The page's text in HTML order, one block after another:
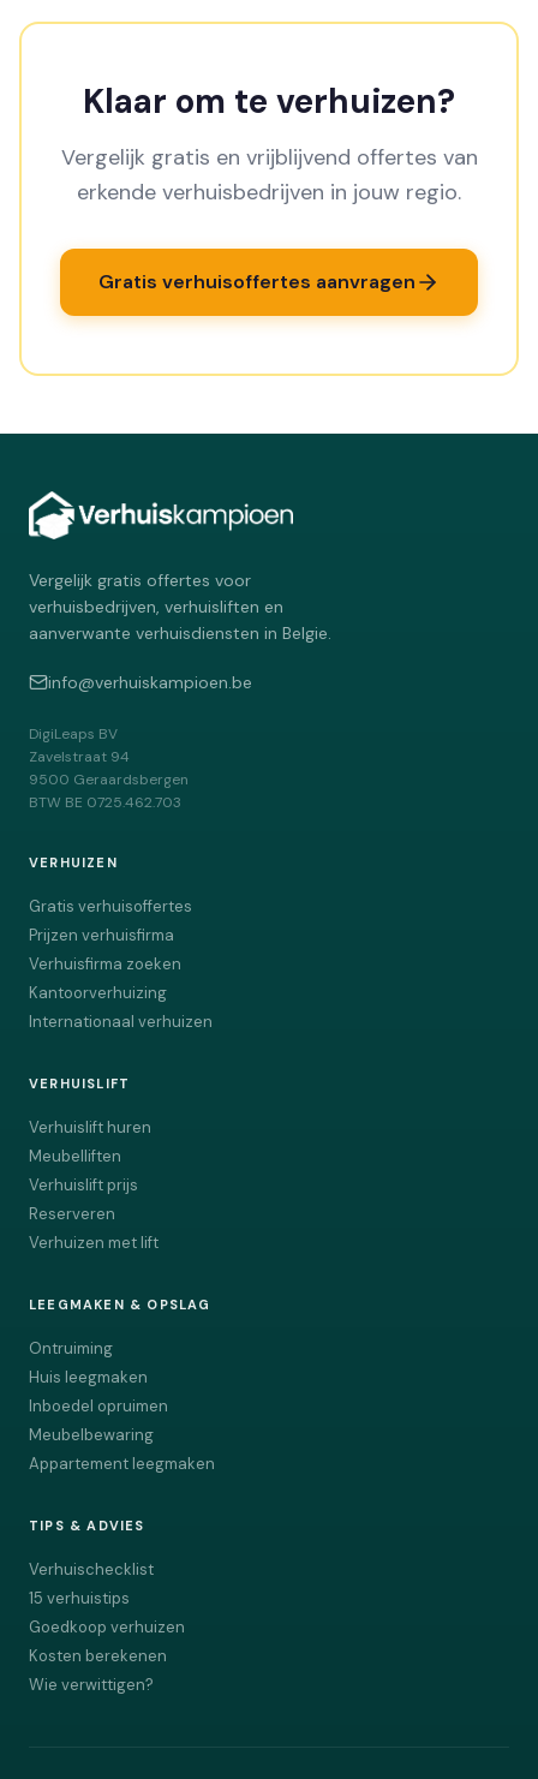
Klaar om te verhuizen?
Vergelijk gratis en vrijblijvend offertes van
erkende verhuisbedrijven in jouw regio.
Gratis verhuisoffertes aanvragen
Vergelijk gratis offertes voor
verhuisbedrijven, verhuisliften en
aanverwante verhuisdiensten in Belgie.
info@verhuiskampioen.be
DigiLeaps BV
Zavelstraat 94
9500 Geraardsbergen
BTW BE 0725.462.703
VERHUIZEN
Gratis verhuisoffertes
Prijzen verhuisfirma
Verhuisfirma zoeken
Kantoorverhuizing
Internationaal verhuizen
VERHUISLIFT
Verhuislift huren
Meubelliften
Verhuislift prijs
Reserveren
Verhuizen met lift
LEEGMAKEN & OPSLAG
Ontruiming
Huis leegmaken
Inboedel opruimen
Meubelbewaring
Appartement leegmaken
TIPS & ADVIES
Verhuischecklist
15 verhuistips
Goedkoop verhuizen
Kosten berekenen
Wie verwittigen?